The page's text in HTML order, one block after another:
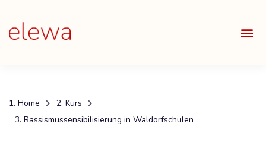
Home
Kurs
Rassismussensibilisierung in Waldorfschulen